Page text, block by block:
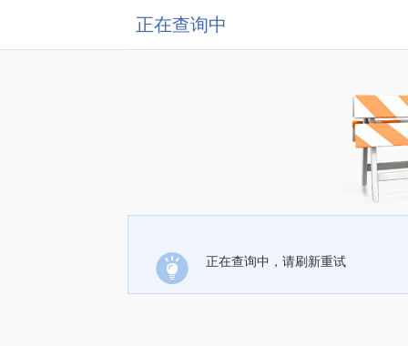
正在查询中
正在查询中，请刷新重试